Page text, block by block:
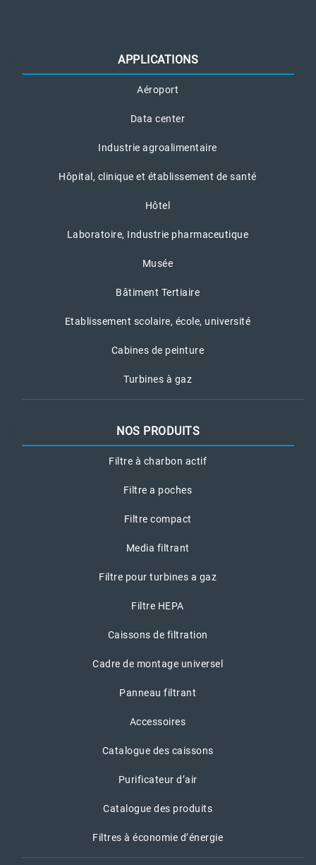
APPLICATIONS
Aéroport
Data center
Industrie agroalimentaire
Hôpital, clinique et établissement de santé
Hôtel
Laboratoire, Industrie pharmaceutique
Musée
Bâtiment Tertiaire
Etablissement scolaire, école, université
Cabines de peinture
Turbines à gaz
NOS PRODUITS
Filtre à charbon actif
Filtre a poches
Filtre compact
Media filtrant
Filtre pour turbines a gaz
Filtre HEPA
Caissons de filtration
Cadre de montage universel
Panneau filtrant
Accessoires
Catalogue des caissons
Purificateur d’air
Catalogue des produits
Filtres à économie d’énergie